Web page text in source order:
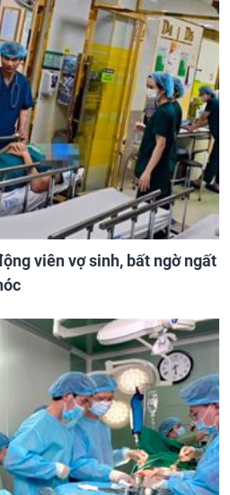
viên vợ sinh, bất ngờ ngất